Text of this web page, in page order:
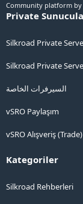
Community platform by
Private
Silkroad Private
Silkroad Private
السيرفرات الخاصة
vSRO Paylaşım
vSRO Alışveriş (Trade)
Kategoriler
Silkroad Rehberleri